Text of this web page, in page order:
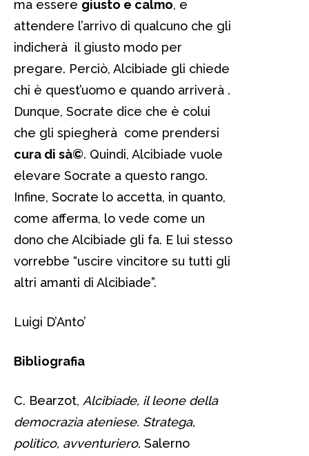
ma essere giusto e calmo, e
attendere l’arrivo di qualcuno che gli
indicherà il giusto modo per
pregare. Perciò, Alcibiade gli chiede
chi è quest’uomo e quando arriverà .
Dunque, Socrate dice che è colui
che gli spiegherà come prendersi
cura di sà©. Quindi, Alcibiade vuole
elevare Socrate a questo rango.
Infine, Socrate lo accetta, in quanto,
come afferma, lo vede come un
dono che Alcibiade gli fa. E lui stesso
vorrebbe “uscire vincitore su tutti gli
altri amanti di Alcibiade”.
Luigi D’Anto’
Bibliografia
C. Bearzot, Alcibiade, il leone della
democrazia ateniese. Stratega,
politico, avventuriero. Salerno